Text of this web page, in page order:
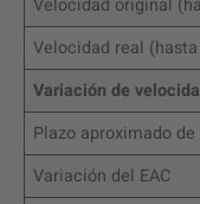
Velocidad original
Velocidad real
Variación de
Plazo aproximado
Variación del EAC